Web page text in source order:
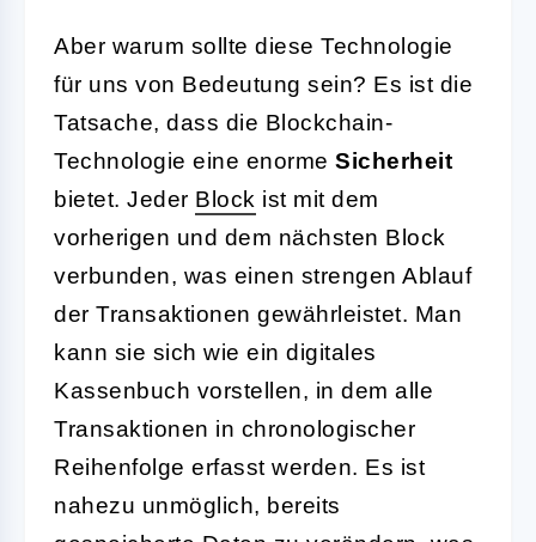
Aber warum sollte diese Technologie
für uns von Bedeutung sein? Es ist die
Tatsache, dass die Blockchain-
Technologie eine enorme Sicherheit
bietet. Jeder Block ist mit dem
vorherigen und dem nächsten Block
verbunden, was einen strengen Ablauf
der Transaktionen gewährleistet. Man
kann sie sich wie ein digitales
Kassenbuch vorstellen, in dem alle
Transaktionen in chronologischer
Reihenfolge erfasst werden. Es ist
nahezu unmöglich, bereits